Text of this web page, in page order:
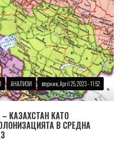
АНАЛИЗИ вторник, April 25, 2023 - 11:52
КАЗАХСТАН КАТО
В СРЕДНА